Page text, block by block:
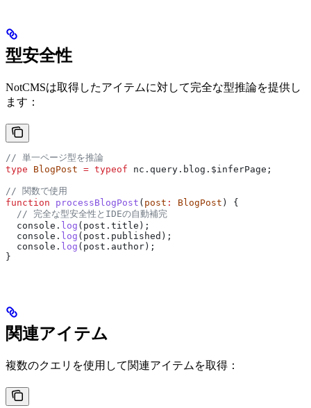
型安全性
NotCMSは取得したアイテムに対して完全な型推論を提供し
ます：
// 単一ページ型を推論
type BlogPost = typeof nc . query . blog . $inferPage ;
// 関数で使用
function processBlogPost ( post : BlogPost ) {
  // 完全な型安全性とIDEの自動補完
  console
. log ( post . title );
  console
. log ( post . published );
  console
. log ( post . author );
}
関連アイテム
複数のクエリを使用して関連アイテムを取得：